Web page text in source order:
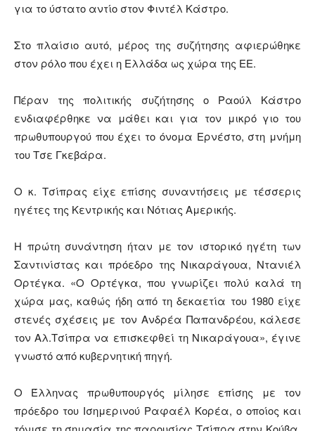
για το ύστατο αντίο στον Φιντέλ Κάστρο.
Στο πλαίσιο αυτό, μέρος της συζήτησης αφιερώθηκε
στον ρόλο που έχει η Ελλάδα ως χώρα της ΕΕ.
Πέραν της πολιτικής συζήτησης ο Ραούλ Κάστρο
ενδιαφέρθηκε να μάθει και για τον μικρό γιο του
πρωθυπουργού που έχει το όνομα Ερνέστο, στη μνήμη
του Τσε Γκεβάρα.
Ο κ. Τσίπρας είχε επίσης συναντήσεις με τέσσερις
ηγέτες της Κεντρικής και Νότιας Αμερικής.
Η πρώτη συνάντηση ήταν με τον ιστορικό ηγέτη των
Σαντινίστας και πρόεδρο της Νικαράγουα, Ντανιέλ
Ορτέγκα. «Ο Ορτέγκα, που γνωρίζει πολύ καλά τη
χώρα μας, καθώς ήδη από τη δεκαετία του 1980 είχε
στενές σχέσεις με τον Ανδρέα Παπανδρέου, κάλεσε
τον Αλ.Τσίπρα να επισκεφθεί τη Νικαράγουα», έγινε
γνωστό από κυβερνητική πηγή.
Ο Έλληνας πρωθυπουργός μίλησε επίσης με τον
πρόεδρο του Ισημερινού Ραφαέλ Κορέα, ο οποίος και